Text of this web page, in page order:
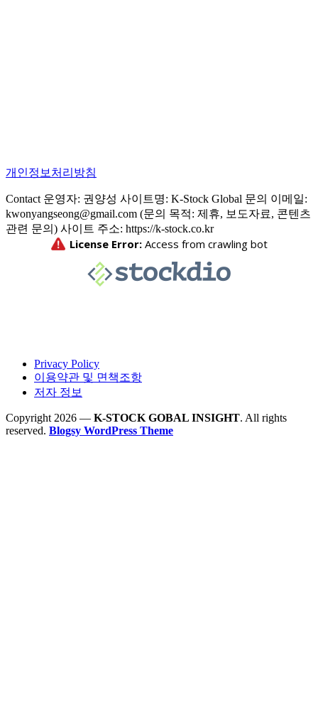
개인정보처리방침
Contact 운영자: 권양성 사이트명: K-Stock Global 문의 이메일:
kwonyangseong@gmail.com (문의 목적: 제휴, 보도자료, 콘텐츠
관련 문의) 사이트 주소: https://k-stock.co.kr
Privacy Policy
이용약관 및 면책조항
저자 정보
Copyright 2026 — K-STOCK GOBAL INSIGHT. All rights
reserved. Blogsy WordPress Theme